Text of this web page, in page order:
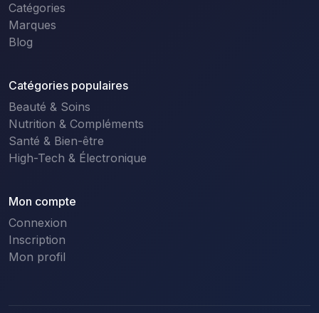
Catégories
Marques
Blog
Catégories populaires
Beauté & Soins
Nutrition & Compléments
Santé & Bien-être
High-Tech & Électronique
Mon compte
Connexion
Inscription
Mon profil